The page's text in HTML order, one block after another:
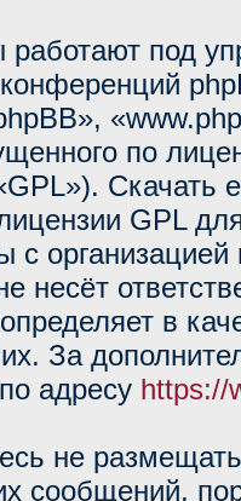
под
по
Скачать
GPL
с
несёт
в
За
адресу https://
не
сообщений,